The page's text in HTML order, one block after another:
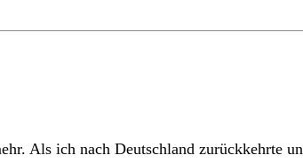
Als ich nach Deutschland zurückkehrte